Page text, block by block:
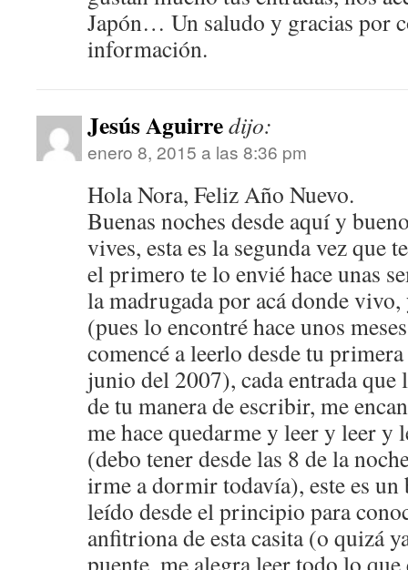
Japón… Un saludo y gracias por
información.
Jesús Aguirredijo:
enero 8, 2015 a las 8:36 pm
Hola Nora, Feliz Año Nuevo.
Buenas noches desde aquí y
vives, esta es la segunda vez que
el primero te lo envié hace unas
la madrugada por acá donde
(pues lo encontré hace unos
comencé a leerlo desde tu
junio del 2007), cada entrada que
de tu manera de escribir, me
me hace quedarme y leer y leer y
(debo tener desde las 8 de la
irme a dormir todavía), este es un
leído desde el principio para
anfitriona de esta casita (o quizá
puente, me alegra leer todo lo que